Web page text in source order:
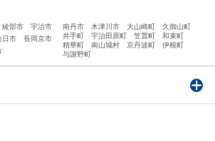
綾部市
宇治市
日市
長岡京市
南丹市 木津川市 大山崎町
久御山町
井手町
宇治田原町 笠置町
和束町
精華町
南山城村 京丹波町
伊根町
与謝野町